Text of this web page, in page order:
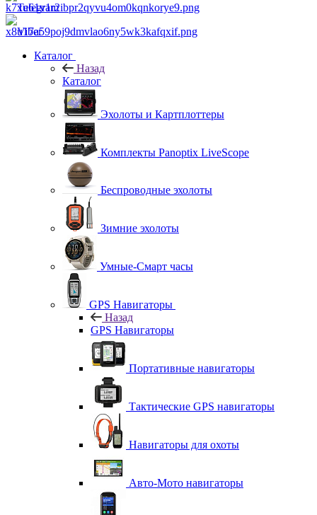
Telegram
Viber
Каталог
Назад
Каталог
Эхолоты и Картплоттеры
Комплекты Panoptix LiveScope
Беспроводные эхолоты
Зимние эхолоты
Умные-Смарт часы
GPS Навигаторы
Назад
GPS Навигаторы
Портативные навигаторы
Тактические GPS навигаторы
Навигаторы для охоты
Авто-Мото навигаторы